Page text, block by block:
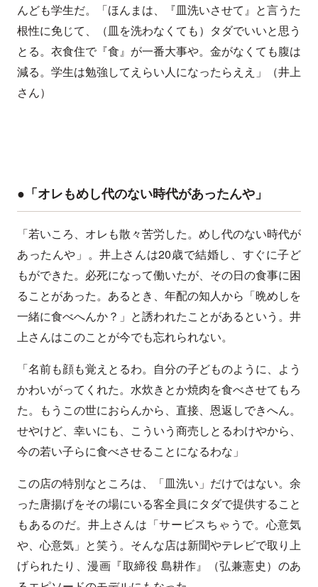
んども学生だ。「ほんまは、『皿洗いさせて』と言うた
根性に免じて、（皿を洗わなくても）タダでいいと思う
とる。衣食住で『食』が一番大事や。金がなくても腹は
減る。学生は勉強してえらい人になったらええ」（井上
さん）
●「オレもめし代のない時代があったんや」
「若いころ、オレも散々苦労した。めし代のない時代が
あったんや」。井上さんは20歳で結婚し、すぐに子ど
もができた。必死になって働いたが、その日の食事に困
ることがあった。あるとき、年配の知人から「晩めしを
一緒に食べへんか？」と誘われたことがあるという。井
上さんはこのことが今でも忘れられない。
「名前も顔も覚えとるわ。自分の子どものように、よう
かわいがってくれた。水炊きとか焼肉を食べさせてもろ
た。もうこの世におらんから、直接、恩返しできへん。
せやけど、幸いにも、こういう商売しとるわけやから、
今の若い子らに食べさせることになるわな」
この店の特別なところは、「皿洗い」だけではない。余
った唐揚げをその場にいる客全員にタダで提供すること
もあるのだ。井上さんは「サービスちゃうで。心意気
や、心意気」と笑う。そんな店は新聞やテレビで取り上
げられたり、漫画『取締役 島耕作』（弘兼憲史）のあ